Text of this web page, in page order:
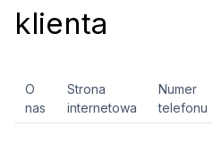
klienta
O
nas
Strona
internetowa
Numer
telefonu